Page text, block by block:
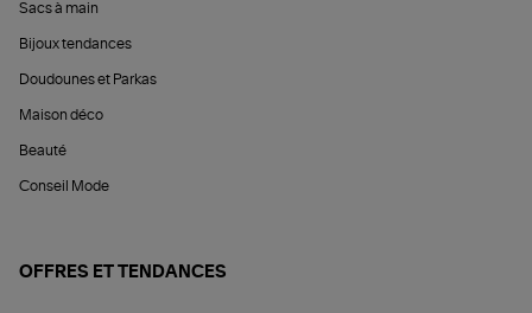
Sacs à main
Bijoux tendances
Doudounes et Parkas
Maison déco
Beauté
Conseil Mode
OFFRES ET TENDANCES